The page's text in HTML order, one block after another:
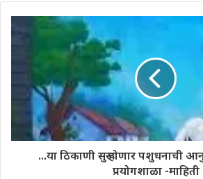
...या ठिकाणी सुरू होणार पशुधनाची
प्रयोगशाळा -माहिती